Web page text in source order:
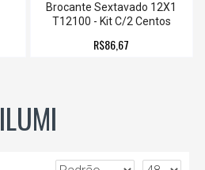
Brocante Sextavado 12X1
T12100 - Kit C/2 Centos
R$86,67
ILUMI